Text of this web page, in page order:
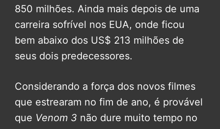
850 milhões. Ainda mais depois de uma
carreira sofrível nos EUA, onde ficou
bem abaixo dos US$ 213 milhões de
seus dois predecessores.
Considerando a força dos novos filmes
que estrearam no fim de ano, é provável
que Venom 3 não dure muito tempo no